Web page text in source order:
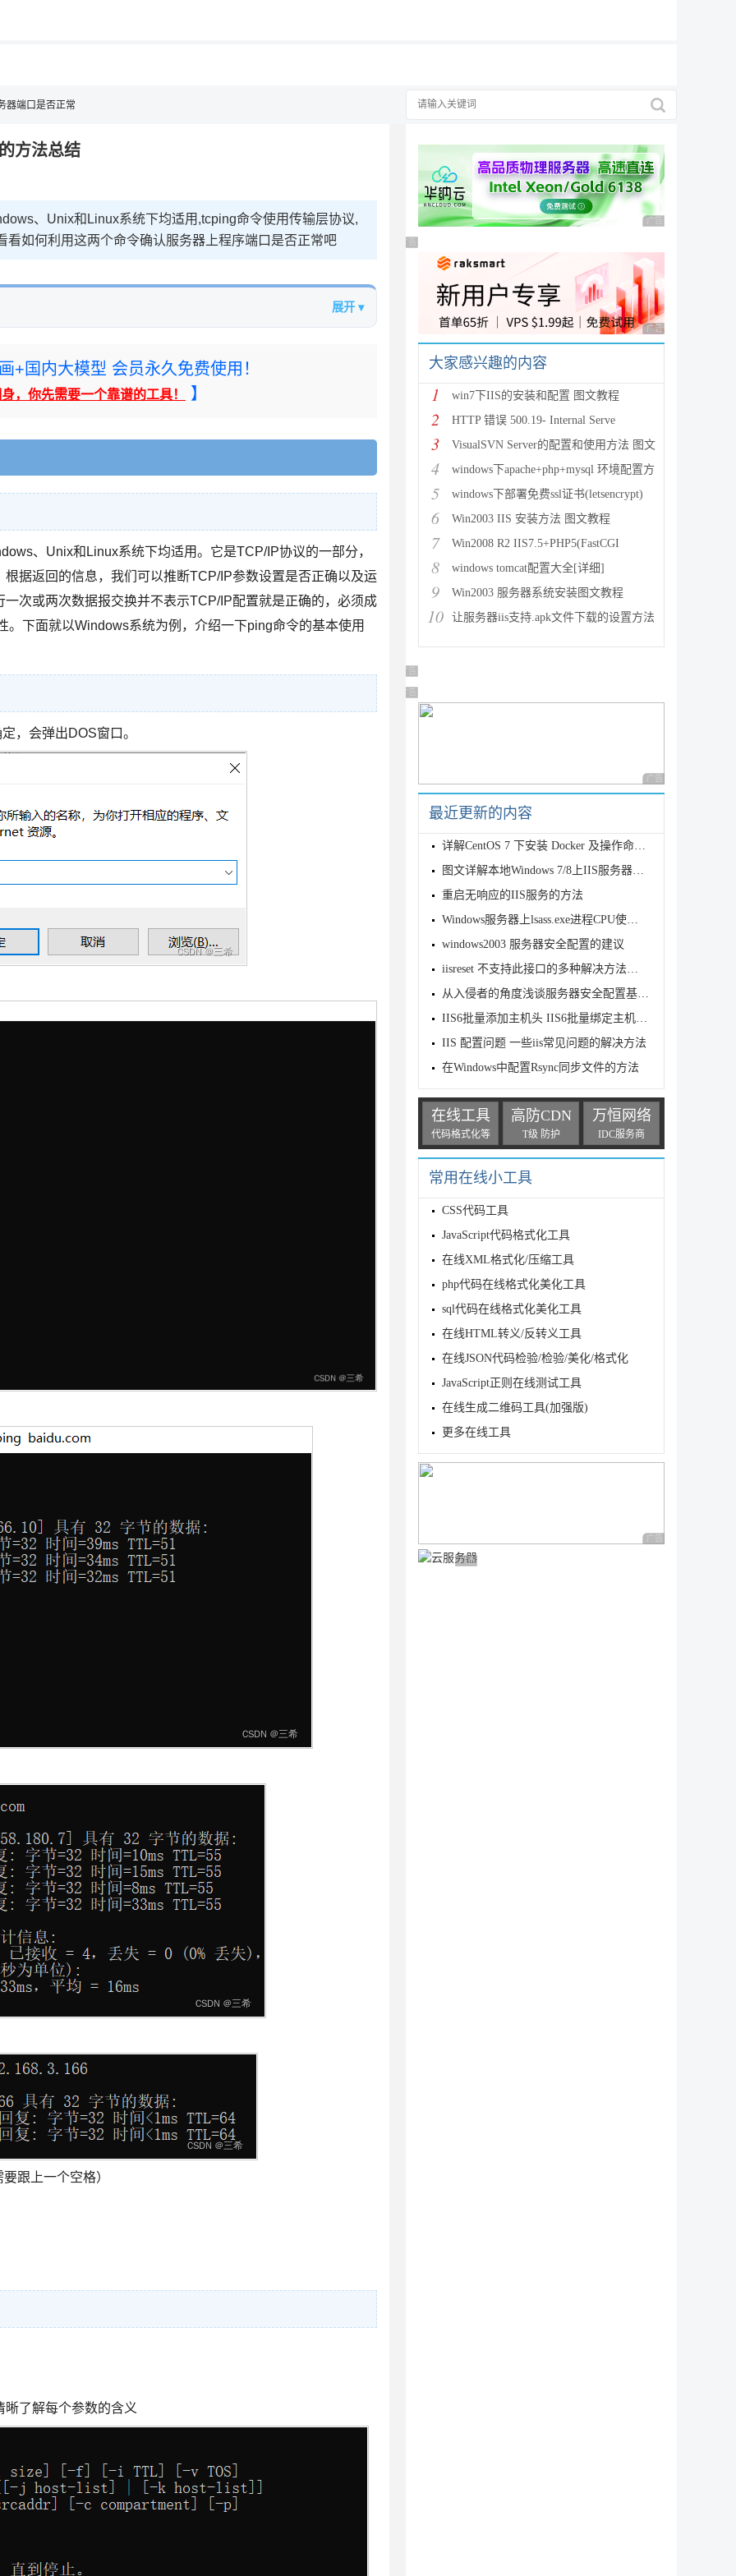
端口是否正常
方法总结
、Unix和Linux系统下均适用,tcping命令使用传输层协议,
如何利用这两个命令确认服务器上程序端口是否正常吧
展开 ▾
+国内大模型 会员永久免费使用！
，你先需要一个靠谱的工具！ 】
、Unix和Linux系统下均适用。它是TCP/IP协议的一部分，
据返回的信息，我们可以推断TCP/IP参数设置是否正确以及运
次或两次数据报交换并不表示TCP/IP配置就是正确的，必须成
下面就以Windows系统为例，介绍一下ping命令的基本使用
，会弹出DOS窗口。
跟上一个空格）
了解每个参数的含义
广告 商业广告，理性
广告 商业广告，理性选择
广告 商业广告，理性
大家感兴趣的内容
1 win7下IIS的安装和配置 图文教程
2 HTTP 错误 500.19- Internal Serve
3 VisualSVN Server的配置和使用方法 图文
4 windows下apache+php+mysql 环境配置方
5 windows下部署免费ssl证书(letsencrypt)
6 Win2003 IIS 安装方法 图文教程
7 Win2008 R2 IIS7.5+PHP5(FastCGI
8 windows tomcat配置大全[详细]
9 Win2003 服务器系统安装图文教程
10 让服务器iis支持.apk文件下载的设置方法
广告 商业广告，理性选择
广告 商业广告，理性选择
广告 商业广告，理性
最近更新的内容
详解CentOS 7 下安装 Docker 及操作命令的方法
图文详解本地Windows 7/8上IIS服务器搭建教程
重启无响应的IIS服务的方法
Windows服务器上lsass.exe进程CPU使用率异常问题排查方法
windows2003 服务器安全配置的建议
iisreset 不支持此接口的多种解决方法分享
从入侵者的角度浅谈服务器安全配置基本知识
IIS6批量添加主机头 IIS6批量绑定主机头(利用IIS6导入导出XML)
IIS 配置问题 一些iis常见问题的解决方法
在Windows中配置Rsync同步文件的方法
在线工具
代码格式化等
高防CDN
T级 防护
万恒网络
IDC服务商
常用在线小工具
CSS代码工具
JavaScript代码格式化工具
在线XML格式化/压缩工具
php代码在线格式化美化工具
sql代码在线格式化美化工具
在线HTML转义/反转义工具
在线JSON代码检验/检验/美化/格式化
JavaScript正则在线测试工具
在线生成二维码工具(加强版)
更多在线工具
广告 商业广告，理性
广告 商业广告，理性选择